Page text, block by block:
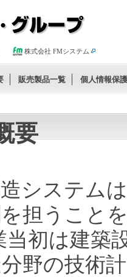
株式会社 FMシステム
販売製品一覧 個人情報保
要
システム
担うこと
当初は建築
野の技術